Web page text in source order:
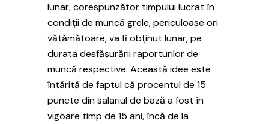
lunar, corespunzător timpului lucrat în
condiții de muncă grele, periculoase ori
vătămătoare, va fi obținut lunar, pe
durata desfășurării raporturilor de
muncă respective. Această idee este
întărită de faptul că procentul de 15
puncte din salariul de bază a fost în
vigoare timp de 15 ani, încă de la